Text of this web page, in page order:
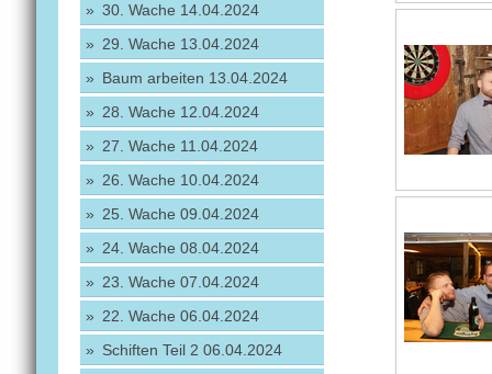
30. Wache 14.04.2024
29. Wache 13.04.2024
Baum arbeiten 13.04.2024
28. Wache 12.04.2024
27. Wache 11.04.2024
26. Wache 10.04.2024
25. Wache 09.04.2024
24. Wache 08.04.2024
23. Wache 07.04.2024
22. Wache 06.04.2024
Schiften Teil 2 06.04.2024